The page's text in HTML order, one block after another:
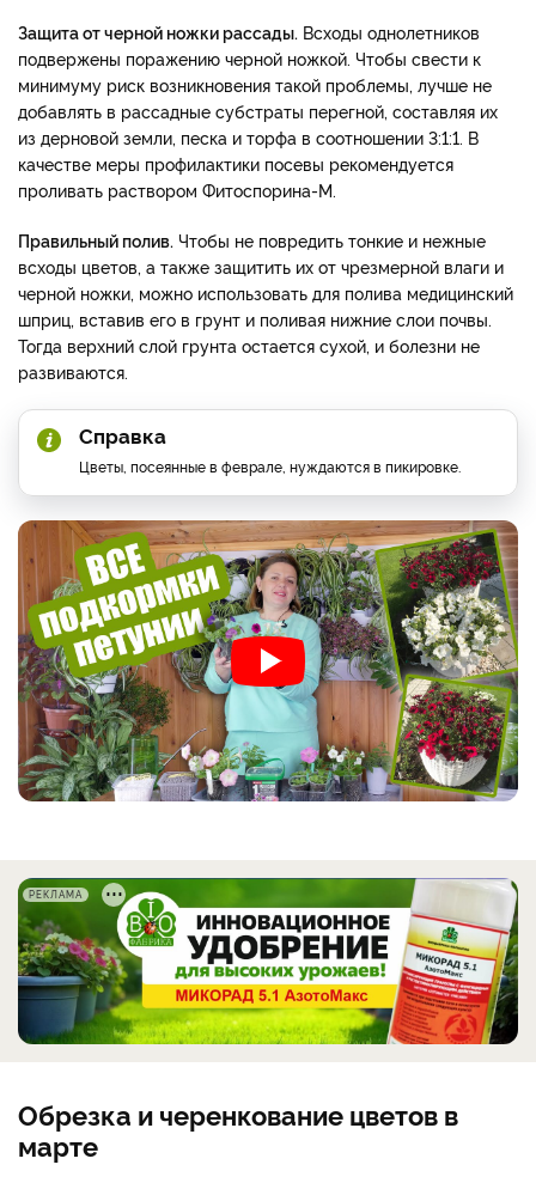
Защита от черной ножки рассады. Всходы однолетников
подвержены поражению черной ножкой. Чтобы свести к
минимуму риск возникновения такой проблемы, лучше не
добавлять в рассадные субстраты перегной, составляя их
из дерновой земли, песка и торфа в соотношении 3:1:1. В
качестве меры профилактики посевы рекомендуется
проливать раствором Фитоспорина-М.
Правильный полив. Чтобы не повредить тонкие и нежные
всходы цветов, а также защитить их от чрезмерной влаги и
черной ножки, можно использовать для полива медицинский
шприц, вставив его в грунт и поливая нижние слои почвы.
Тогда верхний слой грунта остается сухой, и болезни не
развиваются.
Справка
Цветы, посеянные в феврале, нуждаются в пикировке.
РЕКЛАМА
Обрезка и черенкование цветов в
марте